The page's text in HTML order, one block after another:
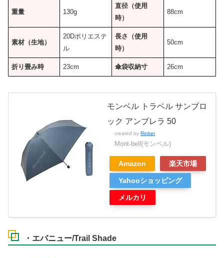
重量 130g
直径（使用
時）
88cm
素材（生地）
20Dポリエステ
ル
長さ（使用
時）
50cm
折り畳み時 23cm 傘袋収納寸 26cm
モンベル トラベル サンブロ
ック アンブレラ 50
created by Rinker
Mont-bell(モンベル)
Amazon 楽天市場
Yahooショッピング
メルカリ
・エバニュー/Trail Shade